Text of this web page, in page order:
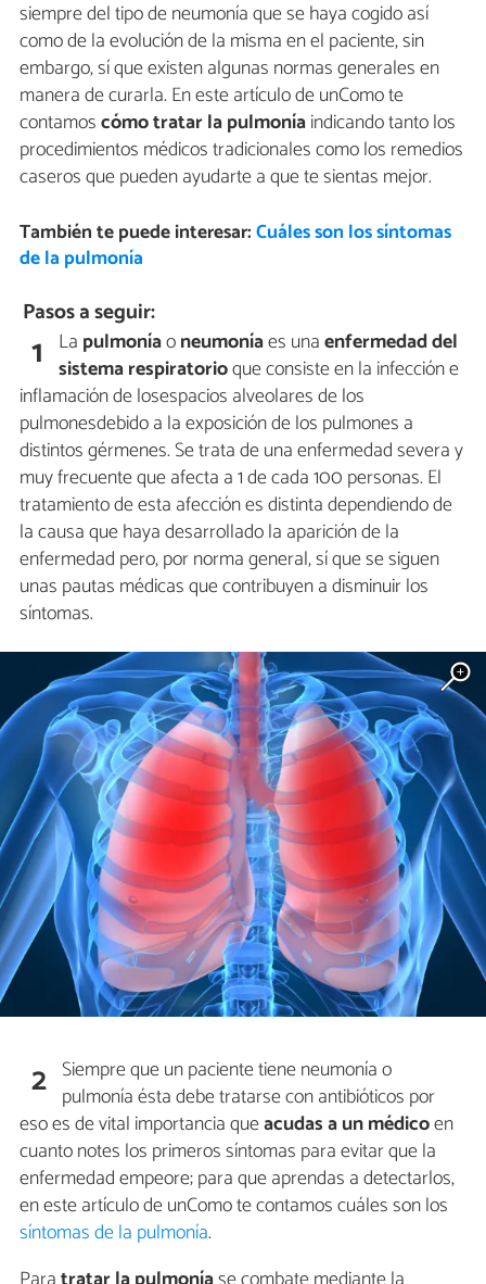
siempre del tipo de neumonía que se haya cogido así
como de la evolución de la misma en el paciente, sin
embargo, sí que existen algunas normas generales en
manera de curarla. En este artículo de unComo te
contamoscómo tratar la pulmoníaindicando tanto los
procedimientos médicos tradicionales como los remedios
caseros que pueden ayudarte a que te sientas mejor.
También te puede interesar:Cuáles son los síntomas
de la pulmonía
Pasos a seguir:
1 La pulmoníaoneumoníaes unaenfermedad del
sistema respiratorioque consiste en la infección e
inflamación de losespacios alveolares de los
pulmonesdebido a la exposición de los pulmones a
distintos gérmenes. Se trata de una enfermedad severa y
muy frecuente que afecta a 1 de cada 100 personas. El
tratamiento de esta afección es distinta dependiendo de
la causa que haya desarrollado la aparición de la
enfermedad pero, por norma general, sí que se siguen
unas pautas médicas que contribuyen a disminuir los
síntomas.
2 Siempre que un paciente tiene neumonía o
pulmonía ésta debe tratarse con antibióticos por
eso es de vital importancia queacudas a un médicoen
cuanto notes los primeros síntomas para evitar que la
enfermedad empeore; para que aprendas a detectarlos,
en este artículo de unComo te contamos cuáles son los
síntomas de la pulmonía.